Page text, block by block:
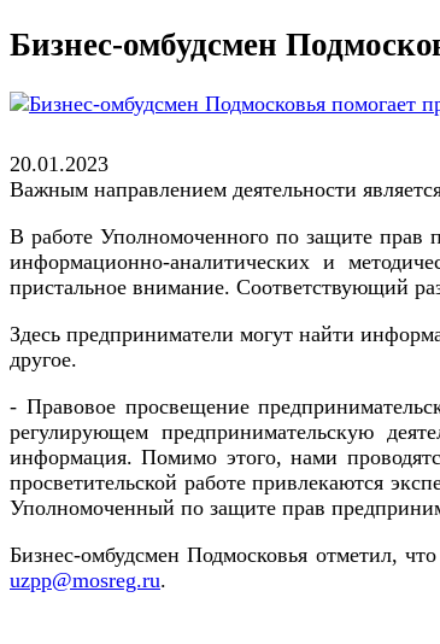
Бизнес-омбудсмен
20.01.2023
Важным направлением деятельности
В работе Уполномоченного по защите прав
информационно-аналитических и
пристальное внимание. Соответствующий
Здесь предприниматели могут найти
другое.
- Правовое просвещение
регулирующем предпринимательскую
информация. Помимо этого, нами
просветительской работе привлекаются
Уполномоченный по защите прав
Бизнес-омбудсмен Подмосковья отметил,
uzpp@mosreg.ru.